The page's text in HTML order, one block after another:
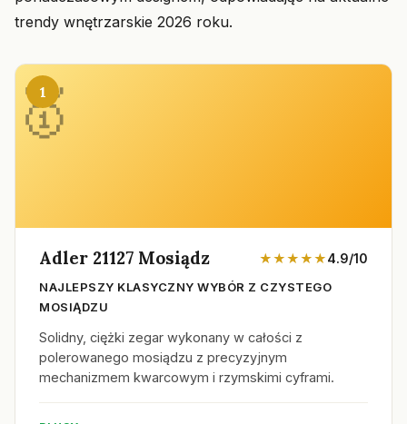
trendy wnętrzarskie 2026 roku.
1
Adler 21127 Mosiądz ★★★★★4.9/10
NAJLEPSZY KLASYCZNY WYBÓR Z CZYSTEGO
MOSIĄDZU
Solidny, ciężki zegar wykonany w całości z
polerowanego mosiądzu z precyzyjnym
mechanizmem kwarcowym i rzymskimi cyframi.